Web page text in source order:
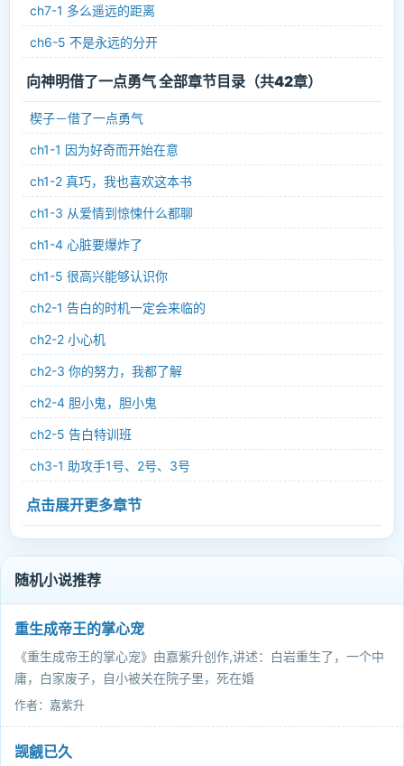
ch7-1 多么遥远的距离
ch6-5 不是永远的分开
向神明借了一点勇气 全部章节目录（共42章）
楔子－借了一点勇气
ch1-1 因为好奇而开始在意
ch1-2 真巧，我也喜欢这本书
ch1-3 从爱情到惊悚什么都聊
ch1-4 心脏要爆炸了
ch1-5 很高兴能够认识你
ch2-1 告白的时机一定会来临的
ch2-2 小心机
ch2-3 你的努力，我都了解
ch2-4 胆小鬼，胆小鬼
ch2-5 告白特训班
ch3-1 助攻手1号、2号、3号
点击展开更多章节
随机小说推荐
重生成帝王的掌心宠
《重生成帝王的掌心宠》由嘉紫升创作,讲述：白岩重生了，一个中
庸，白家废子，自小被关在院子里，死在婚
作者：嘉紫升
觊觎已久